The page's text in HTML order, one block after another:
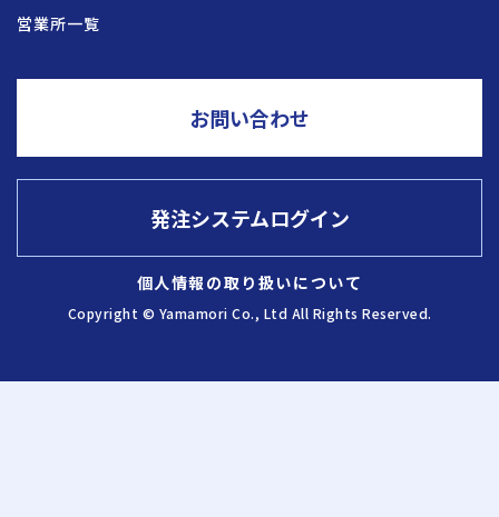
採用情報
発注システムログイン
営業所一覧
個人情報の取り扱いについて
Copyright © Yamamori Co., Ltd All Rights Reserved.
お問い合わせ
発注システムログイン